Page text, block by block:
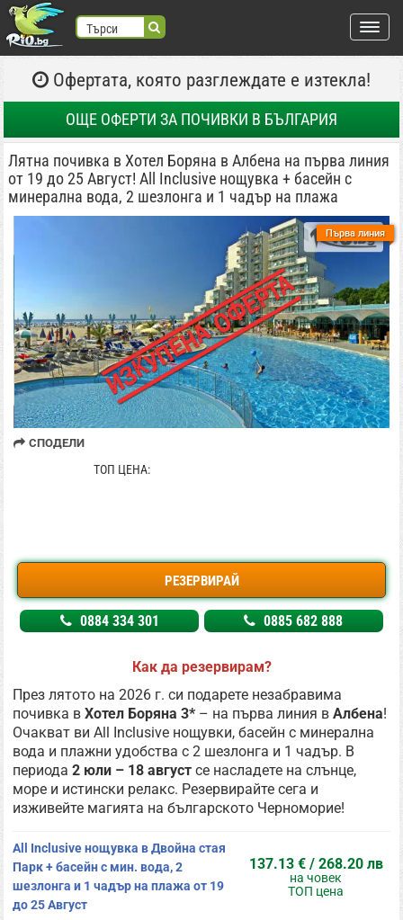
Търси
търся:
Регистрация
Вход
ВХОД С FACEBOOK ВХОД С GOOGLE
Офертата, която разглеждате е изтекла!
ОЩЕ ОФЕРТИ ЗА ПОЧИВКИ В БЪЛГАРИЯ
Лятна почивка в Хотел Боряна в Албена на първа линия
от 19 до 25 Август! All Inclusive нощувка + басейн с
минерална вода, 2 шезлонга и 1 чадър на плажа
Първа линия
СПОДЕЛИ
ТОП ЦЕНА:
РЕЗЕРВИРАЙ
0884 334 301 0885 682 888
Как да резервирам?
През лятото на 2026 г. си подарете незабравима
почивка в Хотел Боряна 3* – на първа линия вАлбена!
Очакват ви All Inclusive нощувки, басейн с минерална
вода и плажни удобства с 2 шезлонга и 1 чадър. В
периода2 юли – 18 август се насладете на слънце,
море и истински релакс. Резервирайте сега и
изживейте магията на българското Черноморие!
All Inclusive нощувка в Двойна стая
Парк + басейн с мин. вода, 2
шезлонга и 1 чадър на плажа от 19
до 25 Август
137.13 € / 268.20 лв
на човек
ТОП цена